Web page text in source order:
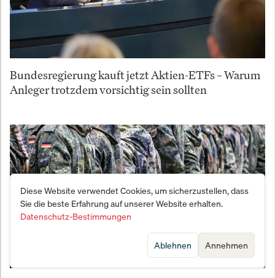
Bundesregierung kauft jetzt Aktien-ETFs – Warum
Anleger trotzdem vorsichtig sein sollten
Diese Website verwendet Cookies, um sicherzustellen, dass
Sie die beste Erfahrung auf unserer Website erhalten.
Datenschutz-Bestimmungen
Annehmen
Ablehnen